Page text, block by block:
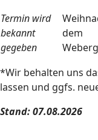
Termin wird
bekannt
gegeben
dem
*Wir behalten uns
lassen und ggfs.
Stand: 07.08.2026